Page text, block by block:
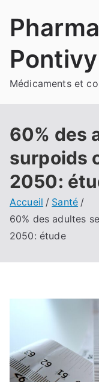
Pontivy
Médicaments et
60% des
surpoids
2050:
Accueil
Santé
60% des adultes
2050: étude